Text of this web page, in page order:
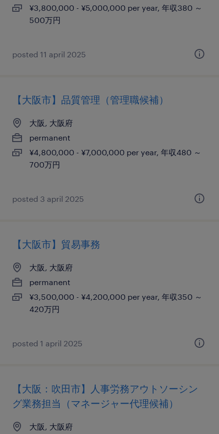
¥3,800,000 - ¥5,000,000 per year, 年収380 ～
500万円
posted 11 april 2025
【大阪市】品質管理（管理職候補）
大阪, 大阪府
permanent
¥4,800,000 - ¥7,000,000 per year, 年収480 ～
700万円
posted 3 april 2025
【大阪市】貿易事務
大阪, 大阪府
permanent
¥3,500,000 - ¥4,200,000 per year, 年収350 ～
420万円
posted 1 april 2025
【大阪：吹田市】人事労務アウトソーシン
グ業務担当（マネージャー代理候補）
大阪, 大阪府